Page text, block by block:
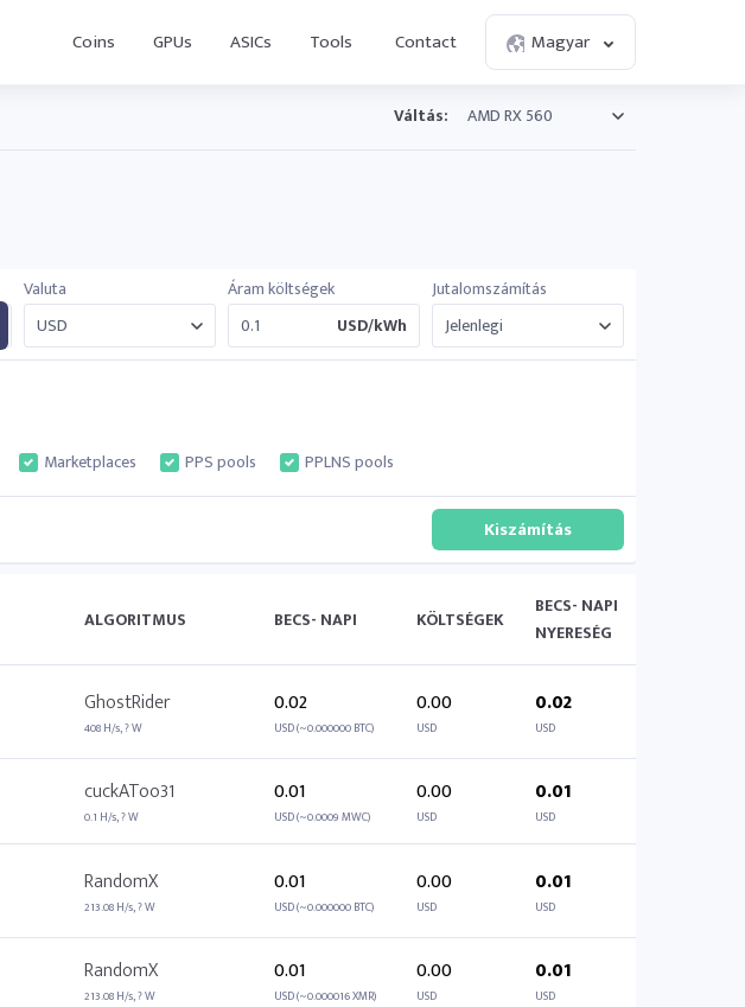
Coins GPUs ASICs Tools Contact Magyar
Váltás:
Valuta
Áram költségek
USD/kWh
Jutalomszámítás
Marketplaces PPS pools PPLNS pools
ALGORITMUS BECS- NAPI KÖLTSÉGEK
BECS- NAPI
NYERESÉG
GhostRider
408 H/s, ? W
0.02
USD (~0.000000 BTC)
0.00
USD
0.02
USD
cuckAToo31
0.1 H/s, ? W
0.01
USD (~0.0009 MWC)
0.00
USD
0.01
USD
RandomX
213.08 H/s, ? W
0.01
USD (~0.000000 BTC)
0.00
USD
0.01
USD
RandomX
213.08 H/s, ? W
0.01
USD (~0.000016 XMR)
0.00
USD
0.01
USD